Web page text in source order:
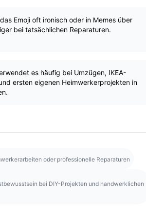
Emoji oft ironisch oder in Memes über
bei tatsächlichen Reparaturen.
es häufig bei Umzügen, IKEA-
ersten eigenen Heimwerkerprojekten in
oder professionelle Reparaturen
bei DIY-Projekten und handwerklichen